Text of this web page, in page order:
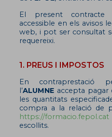
El present contracte
accessible en els avisos
web, i pot ser consultat
requereixi.
1. PREUS I IMPOSTOS
En contraprestació
l’ALUMNE accepta pagar
les quantitats
compra a la relació de
https://formacio.fepol.cat
escollits.